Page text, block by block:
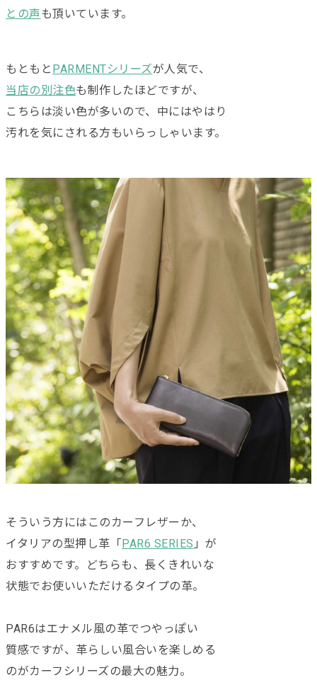
との声も頂いています。
もともと PARMENTシリーズが人気で、
当店の別注色も制作したほどですが、
こちらは淡い色が多いので、中にはやはり
汚れを気にされる方もいらっしゃいます。
そういう方にはこのカーフレザーか、
イタリアの型押し革「PAR6 SERIES 」が
おすすめです。どちらも、長くきれいな
状態でお使いいただけるタイプの革。
PAR6はエナメル風の革でつやっぽい
質感ですが、革らしい風合いを楽しめる
のがカーフシリーズの最大の魅力。